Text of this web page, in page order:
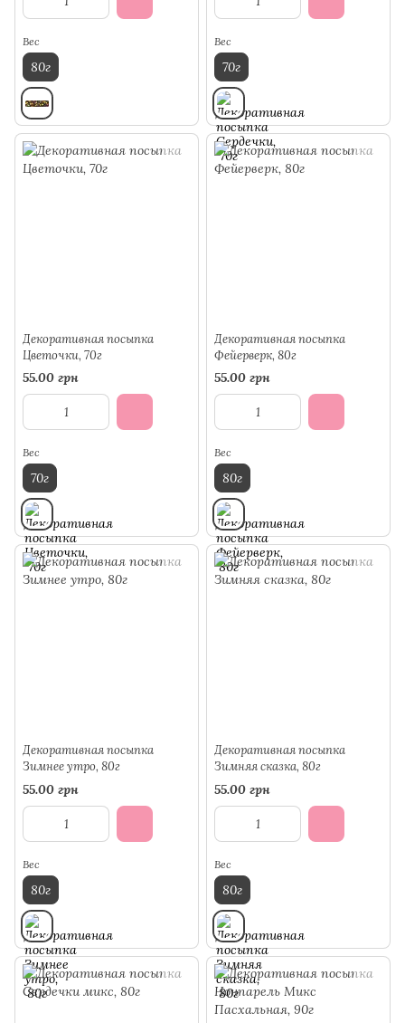
Вес
80г
Вес
70г
Декоративная посыпка
Цветочки, 70г
55.00 грн
Вес
70г
Декоративная посыпка
Фейерверк, 80г
55.00 грн
Вес
80г
Декоративная посыпка
Зимнее утро, 80г
55.00 грн
Вес
80г
Декоративная посыпка
Зимняя сказка, 80г
55.00 грн
Вес
80г